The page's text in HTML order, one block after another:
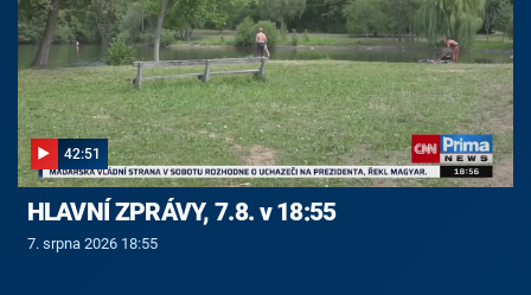
42:51
HLAVNÍ ZPRÁVY, 7.8. v 18:55
7. srpna 2026 18:55